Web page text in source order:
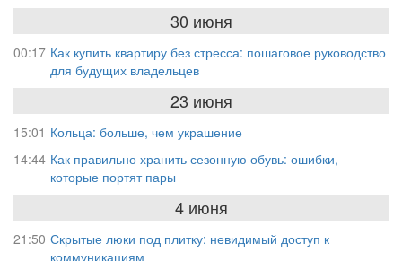
30 июня
00:17 Как купить квартиру без стресса: пошаговое руководство
для будущих владельцев
23 июня
15:01 Кольца: больше, чем украшение
14:44 Как правильно хранить сезонную обувь: ошибки,
которые портят пары
4 июня
21:50 Скрытые люки под плитку: невидимый доступ к
коммуникациям